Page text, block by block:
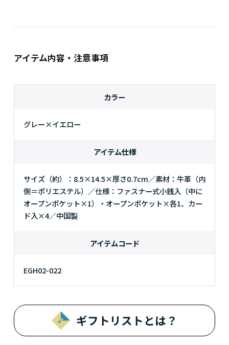
アイテム内容・注意事項
カラー
グレー×イエロー
アイテム仕様
サイズ（約）：8.5×14.5×厚さ0.7cm／素材：牛革（内
側＝ポリエステル）／仕様：ファスナー式小銭入（中に
オープンポケット×1）・オープンポケット×各1、カー
ド入×4／中国製
アイテムコード
EGH02-022
ギフトリストとは？